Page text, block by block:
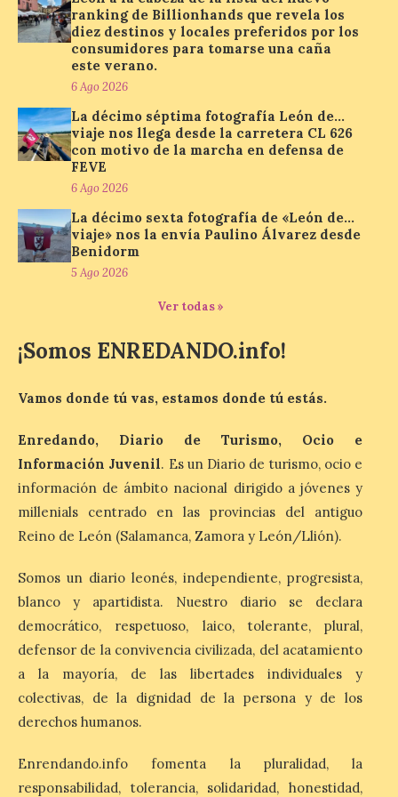
Paradores renueva su
compromiso con La Vuelta
como patrocinador oficial
7 Ago 2026
La cadena hotelera pública
en la zona de descanso
junto al control de firmas
y, como novedad, en el
Leaders Lounge, dos espacios exclusivos
para los ciclistas. El recorrido de La
Dónde alojarse y a qué
7 Ago 2026
León es la provincia más
económica (116€/noche),
pero también una de las
Zamora, Palencia y Álava son las
provincias con menos margen: apenas un
1% de los alojamientos siguen libres para
esas […]
El eclipse genera un boom
de reservas hoteleras y
precios desorbitados,
7 Ago 2026
ranking de Billionhands que revela los
diez destinos y locales preferidos por los
consumidores para tomarse una caña
este verano.
6 Ago 2026
La décimo séptima fotografía León de…
viaje nos llega desde la carretera CL 626
con motivo de la marcha en defensa de
FEVE
6 Ago 2026
La décimo sexta fotografía de «León de…
viaje» nos la envía Paulino Álvarez desde
Benidorm
5 Ago 2026
Ver todas »
¡Somos ENREDANDO.info!
Vamos donde tú vas, estamos donde tú estás.
Enredando, Diario de Turismo, Ocio e
Información Juvenil. Es un Diario de turismo, ocio e
información de ámbito nacional dirigido a jóvenes y
millenials centrado en las provincias del antiguo
Reino de León (Salamanca, Zamora y León/Llión).
Somos un diario leonés, independiente, progresista,
blanco y apartidista. Nuestro diario se declara
democrático, respetuoso, laico, tolerante, plural,
defensor de la convivencia civilizada, del acatamiento
a la mayoría, de las libertades individuales y
colectivas, de la dignidad de la persona y de los
derechos humanos.
Enrendando.info fomenta la pluralidad, la
responsabilidad, tolerancia, solidaridad, honestidad,